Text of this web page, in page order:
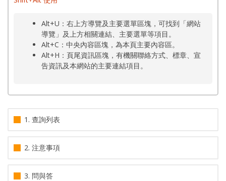
Alt+U：右上方導覽及主要選單區塊，可找到「網站
導覽」及上方相關連結、主要選單等項目。
Alt+C：中央內容區塊，為本頁主要內容區。
Alt+H：頁尾資訊區塊，有機關聯絡方式、標章、宣
告資訊及本網站的主要連結項目。
1. 查詢列表
2. 注意事項
3. 問與答